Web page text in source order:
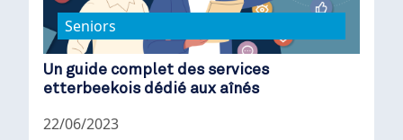
Seniors
Un guide complet des services
etterbeekois dédié aux aînés
22/06/2023